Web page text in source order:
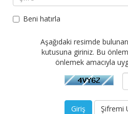
Beni hatırla
Aşağıdaki resimde
kutusuna giriniz. Bu
önlemek amacıyla
Şifremi